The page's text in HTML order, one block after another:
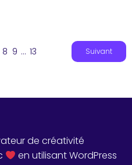
8 9 … 13 Suivant
de créativité
en utilisant WordPress